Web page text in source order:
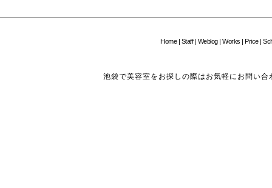
Home| Staff| Weblog| Works | Price|
池袋で美容室をお探しの際はお気軽にお問